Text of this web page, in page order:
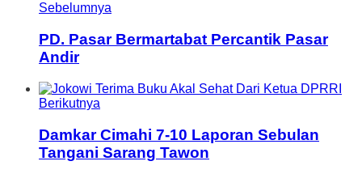
Sebelumnya
PD. Pasar Bermartabat Percantik Pasar
Andir
Berikutnya
Damkar Cimahi 7-10 Laporan Sebulan
Tangani Sarang Tawon